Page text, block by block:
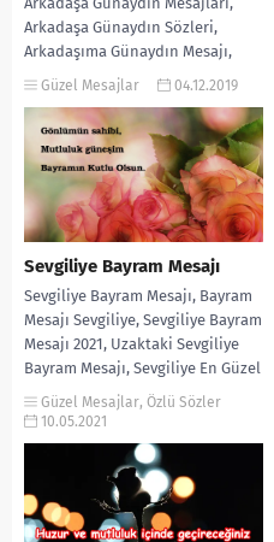
Arkadaşa Günaydın Sözleri,
Arkadaşıma Günaydın Mesajı,
Arkadaşım İçin Güzel Günaydın
Mesajları, Günaydın Mesajları...
Güzel Mesajlar 04.12.2019
Sevgiliye Bayram Mesajı
Sevgiliye Bayram Mesajı, Bayram
Mesajı Sevgiliye, Sevgiliye Bayram
Mesajı 2021, Uzaktaki Sevgiliye
Bayram Mesajı, Sevgiliye En Güzel
Bayram Mesajı, Sevgiliye...
Güzel Mesajlar, Özlü Sözler
10.05.2021